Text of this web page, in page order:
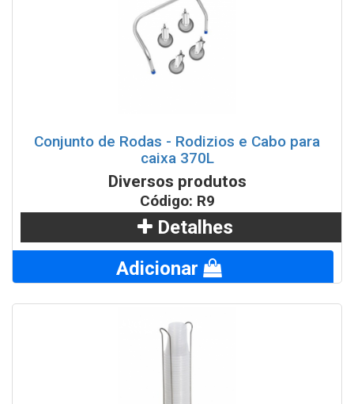
Conjunto de Rodas - Rodizios e Cabo para
caixa 370L
Diversos produtos
Código: R9
Detalhes
Adicionar